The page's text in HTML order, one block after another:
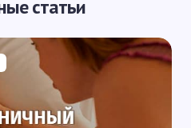
статьи